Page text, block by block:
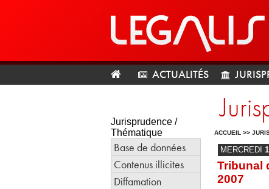
ACTUALITÉS
Jurisprudence /
Thématique
Base de données
Contenus illicites
Diffamation
ACCUEIL >>
MERCREDI
Tribunal
2007